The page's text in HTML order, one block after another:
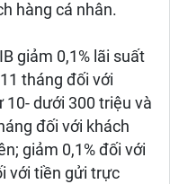
hàng cá nhân.
giảm 0,1% lãi suất
tháng đối với
10- dưới 300 triệu và
đối với khách
giảm 0,1% đối với
với tiền gửi trực